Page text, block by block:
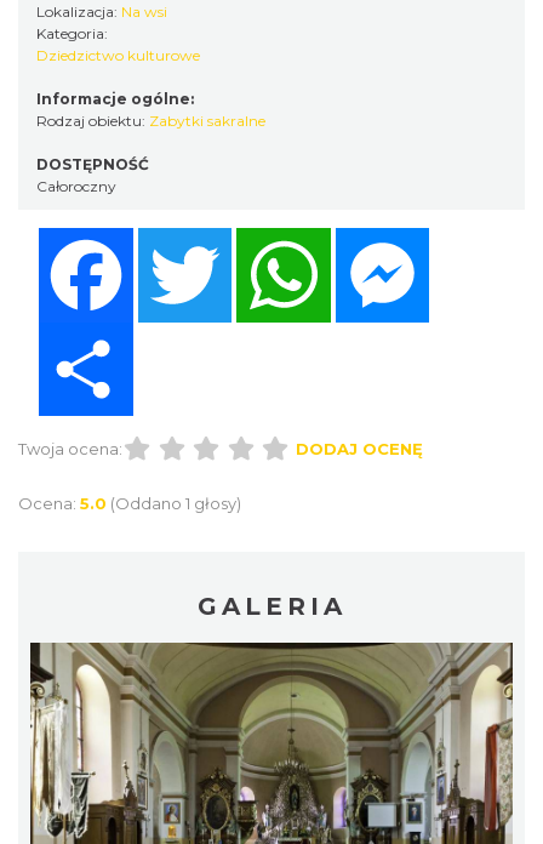
Lokalizacja: Na wsi
Kategoria:
Dziedzictwo kulturowe
Informacje ogólne:
Rodzaj obiektu: Zabytki sakralne
DOSTĘPNOŚĆ
Całoroczny
Twitter WhatsApp
Twoja ocena: DODAJ OCENĘ
Ocena: 5.0 (Oddano 1 głosy)
GALERIA